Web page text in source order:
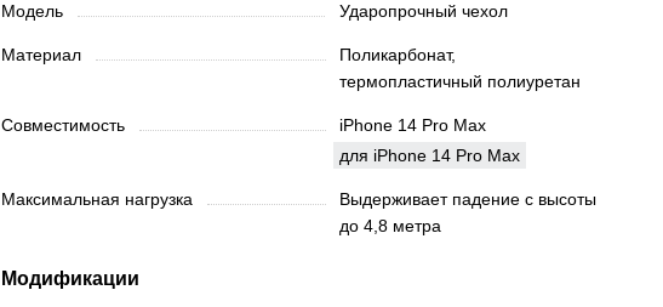
Модель Ударопрочный чехол
Материал
Поликарбонат,
термопластичный полиуретан
Совместимость
iPhone 14 Pro Max
для iPhone 14 Pro Max
Максимальная нагрузка
Выдерживает падение с высоты
до 4,8 метра
Модификации